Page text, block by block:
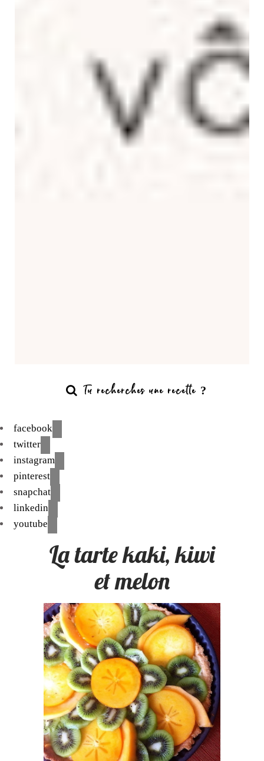
facebook
twitter
instagram
pinterest
snapchat
linkedin
youtube
La tarte kaki, kiwi
et melon